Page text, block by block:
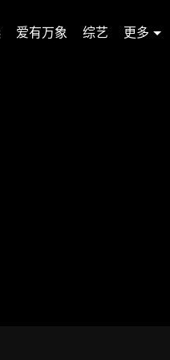
爱有万象 综艺 更多